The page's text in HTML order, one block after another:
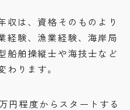
収は、資格そのものより
経験、漁業経験、海岸局
船舶操縦士や海技士など
ります。
円程度からスタートする